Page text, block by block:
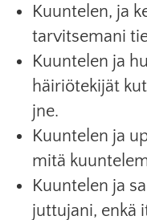
Kuuntelen, ja
tarvitsemani
Kuuntelen ja
häiriötekijät
jne.
Kuuntelen ja
mitä
Kuuntelen ja
juttujani, enkä